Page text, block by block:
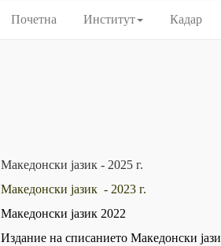
Почетна Институт Кадар
Македонски јазик - 2025 г.
Македонски јазик - 2023 г.
Македонски јазик 2022
Издание на списанието Македонски